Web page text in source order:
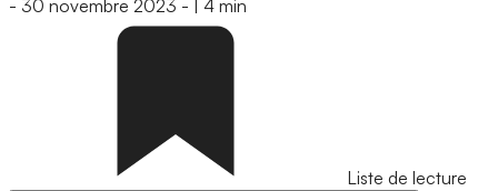
- 30 novembre 2023 - 4 min
Liste de lecture